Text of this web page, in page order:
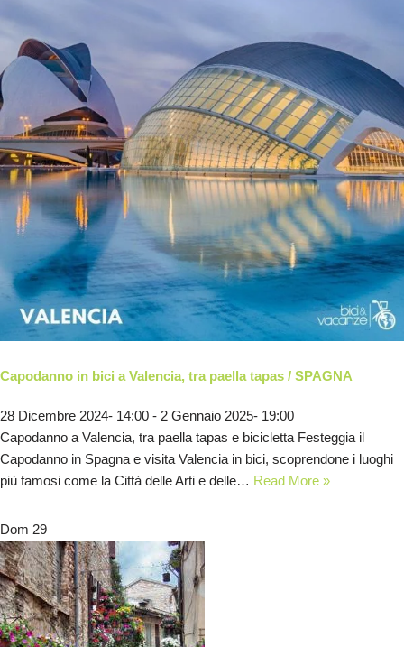
Capodanno in bici a Valencia, tra paella tapas / SPAGNA
28 Dicembre 2024- 14:00 - 2 Gennaio 2025- 19:00
Capodanno a Valencia, tra paella tapas e bicicletta Festeggia il
Capodanno in Spagna e visita Valencia in bici, scoprendone i luoghi
più famosi come la Città delle Arti e delle… Read More »
Dom 29